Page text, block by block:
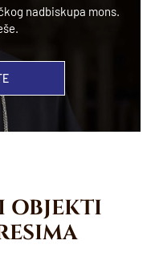
nadbiskupa mons.
OBJEKTI